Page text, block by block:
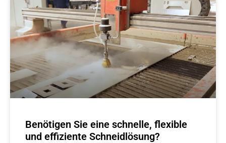
Benötigen Sie eine schnelle, flexible
und effiziente Schneidlösung?